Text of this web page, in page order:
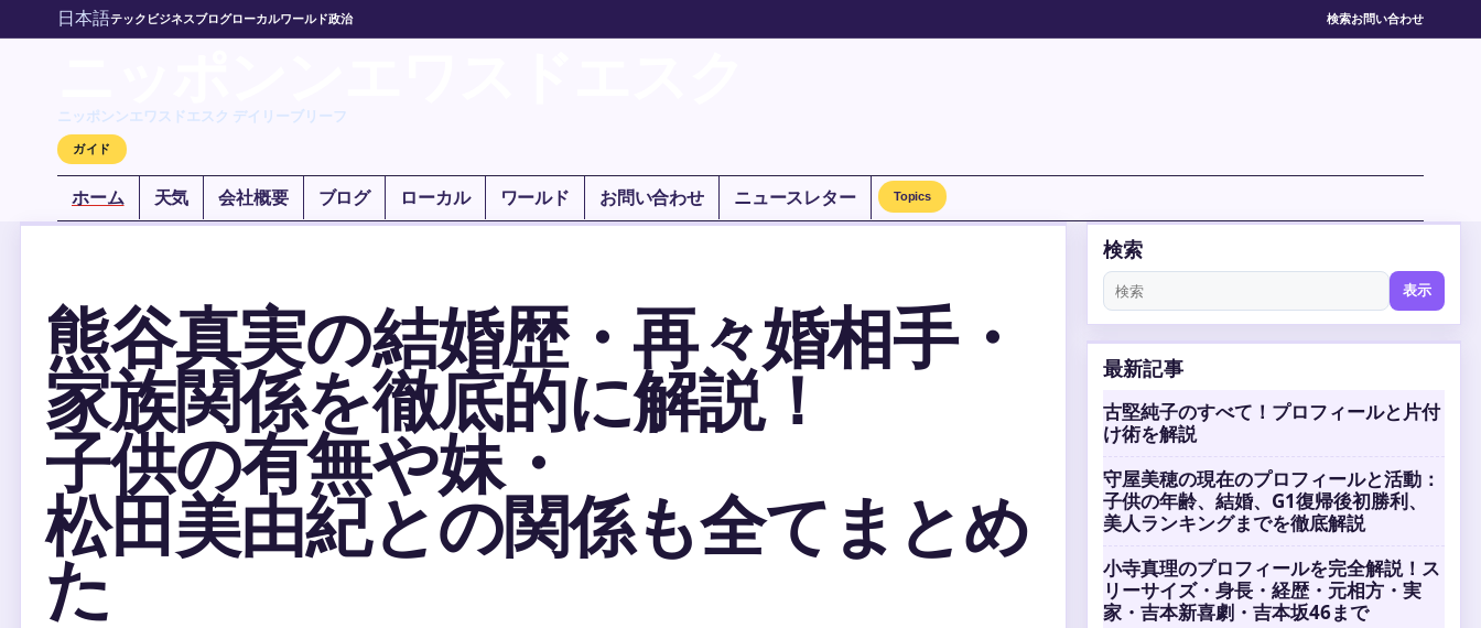
日本語テック ビジネスブログローカルワールド政治 検索お問い合わせ
ニッポンンエワスドエスク デイリーブリーフ
ガイド
ホーム 天気 会社概要 ブログ ローカル ワールド お問い合わせ ニュースレター Topics
熊谷真実の結婚歴・再々婚相手・
家族関係を徹底的に解説！
子供の有無や妹・
松田美由紀との関係も全てまとめ
た
検索
表示
最新記事
古堅純子のすべて！プロフィールと片付
け術を解説
守屋美穂の現在のプロフィールと活動：
子供の年齢、結婚、G1復帰後初勝利、
美人ランキングまでを徹底解説
小寺真理のプロフィールを完全解説！ス
リーサイズ・身長・経歴・元相方・実
家・吉本新喜劇・吉本坂46まで